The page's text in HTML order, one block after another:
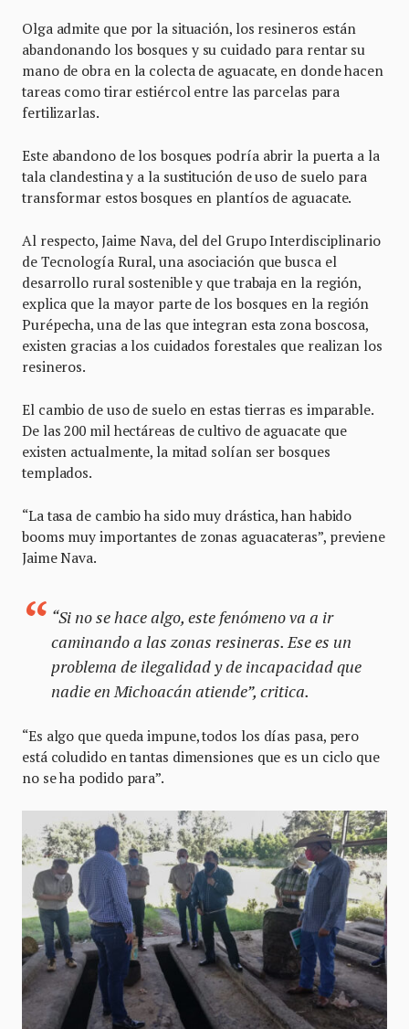
Olga admite que por la situación, los resineros están
abandonando los bosques y su cuidado para rentar su
mano de obra en la colecta de aguacate, en donde hacen
tareas como tirar estiércol entre las parcelas para
fertilizarlas.
Este abandono de los bosques podría abrir la puerta a la
tala clandestina y a la sustitución de uso de suelo para
transformar estos bosques en plantíos de aguacate.
Al respecto, Jaime Nava, del del Grupo Interdisciplinario
de Tecnología Rural, una asociación que busca el
desarrollo rural sostenible y que trabaja en la región,
explica que la mayor parte de los bosques en la región
Purépecha, una de las que integran esta zona boscosa,
existen gracias a los cuidados forestales que realizan los
resineros.
El cambio de uso de suelo en estas tierras es imparable.
De las 200 mil hectáreas de cultivo de aguacate que
existen actualmente, la mitad solían ser bosques
templados.
“La tasa de cambio ha sido muy drástica, han habido
booms muy importantes de zonas aguacateras”, previene
Jaime Nava.
“Si no se hace algo, este fenómeno va a ir
caminando a las zonas resineras. Ese es un
problema de ilegalidad y de incapacidad que
nadie en Michoacán atiende”, critica.
“Es algo que queda impune, todos los días pasa, pero
está coludido en tantas dimensiones que es un ciclo que
no se ha podido para”.